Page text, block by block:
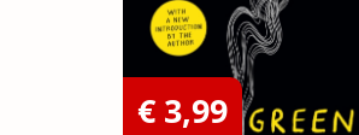
€ 3,99